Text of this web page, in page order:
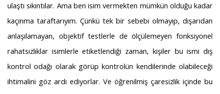
ulaştı sıkıntılar. Ama ben isim vermekten mümkün olduğu kadar
kaçınma taraftarıyım. Çünkü tek bir sebebi olmayıp, dışarıdan
anlaşılamayan, objektif testlerle de ölçülemeyen fonksiyonel
rahatsızlıklar isimlerle etiketlendiği zaman, kişiler bu ismi dış
kontrol odağı olarak görüp kontrolün kendilerinde olabileceği
ihtimalini göz ardı ediyorlar. Ve öğrenilmiş çaresizlik içinde bu